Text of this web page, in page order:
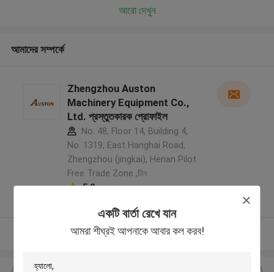
একটি বার্তা রেখে যান
আমরা শীঘ্রই আপনাকে আবার কল করব!
আরো দেখুন
আমাদের সম্পর্কে
Zhengzhou Auston
Machinery Equipment Co.,
Ltd. প্রস্তুতকারক প্রোফাইল
No. 48, Floor 14, Building 4,
No. 1319, East Hanghai Road,
Zhengzhou (jingkai), Henan Pilot
Free Trade Zone ,চীন
5.0
আরো দেখুন